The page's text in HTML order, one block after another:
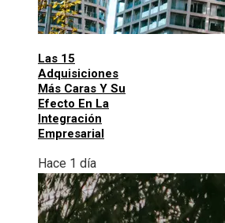
Las 15
Adquisiciones
Más Caras Y Su
Efecto En La
Integración
Empresarial
Hace 1 día